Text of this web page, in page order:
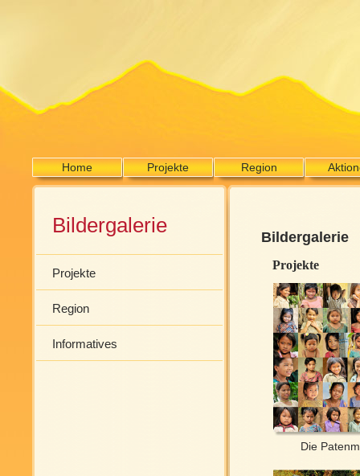
Home Projekte Region
Bildergalerie
Projekte
Region
Informatives
Bildergalerie
Projekte
Die